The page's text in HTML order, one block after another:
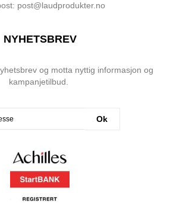
post@laudprodukter.no
NYHETSBREV
og motta nyttig informasjon og
kampanjetilbud.
Ok